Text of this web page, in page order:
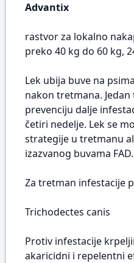
Advantix
rastvor za lokalno
preko 40 kg do 60 kg,
Lek ubija buve na
nakon tretmana.
prevenciju dalje
četiri nedelje. Lek se
strategije u tretmanu
izazvanog buvama FAD.
Za tretman infestacije
Trichodectes canis
Protiv infestacije
akaricidni i repelentni